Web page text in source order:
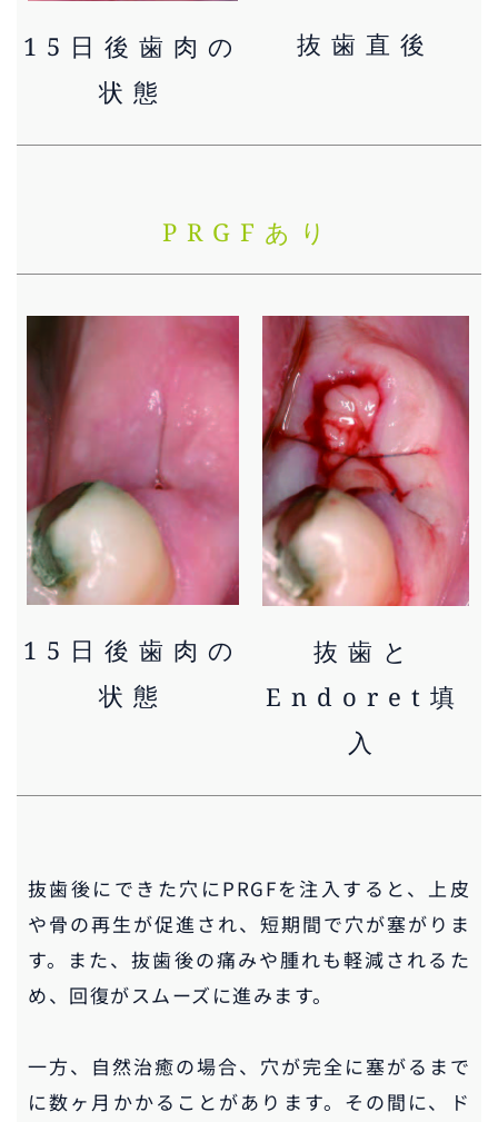
抜歯直後
15日後歯肉の
状態
PRGFあり
抜歯と
Endoret填
入
15日後歯肉の
状態
抜歯後にできた穴にPRGFを注入すると、上皮
や骨の再生が促進され、短期間で穴が塞がりま
す。また、抜歯後の痛みや腫れも軽減されるた
め、回復がスムーズに進みます。
一方、自然治癒の場合、穴が完全に塞がるまで
に数ヶ月かかることがあります。その間に、ド